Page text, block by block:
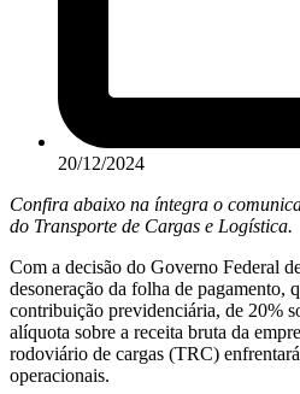
20/12/2024
Confira abaixo na íntegra o
do Transporte de Cargas e Logística.
Com a decisão do Governo Federal
desoneração da folha de pagamento,
contribuição previdenciária, de 20%
alíquota sobre a receita bruta da
rodoviário de cargas (TRC)
operacionais.